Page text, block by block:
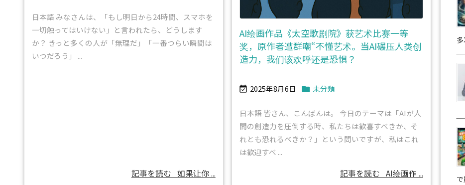
日本語 みなさんは、「もし明日から24時間、スマホを
一切触ってはいけない」と言われたら、どうします
か？ きっと多くの人が「無理だ」「一番つらい瞬間は
いつだろう」 ...
記事を読む 如果让你 ...
AI绘画作品《太空歌剧院》获艺术比赛一等
奖，原作者遭群嘲“不懂艺术。当AI碾压人类创
造力，我们该欢呼还是恐惧？
 2025年8月6日  未分類
日本語 皆さん、こんばんは。 今日のテーマは「AIが人
間の創造力を圧倒する時、私たちは歓喜すべきか、そ
れとも恐れるべきか？」という問いですが、私はこれ
は歓迎すべ ...
記事を読む AI绘画作 ...